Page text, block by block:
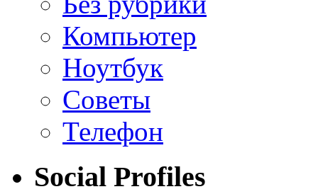
Компьютер
Ноутбук
Советы
Телефон
Social Profiles